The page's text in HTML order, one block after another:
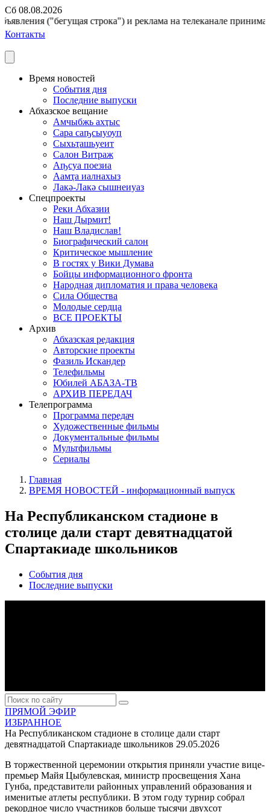
Сб 08.08.2026
("бегущая строка") и реклама на телеканале
Контакты
Время новостей
События дня
Последние выпуски
Абхазское вещание
Амчыбжь ахҭыс
Сара саҧсыуоуп
Сыхьҭашьуеит
Салон Витраж
Аҧсуа поезиа
Аамҭа иалнахыз
Лакә-Лакә сышнеиуаз
Спецпроекты
Реки Абхазии
Наш Дырмит!
Наш Владислав!
Биографический салон
Критическое мышление
В гостях у Вики Думава
Бойцы информационного фронта
Народная дипломатия и права человека
Сила Общества
Молодые сердца
ВСЕ ПРОЕКТЫ
Архив
Абхазская редакция
Авторские проекты
Фазиль Искандер
Телефильмы
Юбилей АБАЗА-ТВ
АРХИВ ПЕРЕДАЧ
Телепрограмма
Программа передач
Художественные фильмы
Документальные фильмы
Мультфильмы
Сериалы
Главная
ВРЕМЯ НОВОСТЕЙ - информационный выпуск
На Республиканском стадионе в
столице дали старт девятнадцатой
Спартакиаде школьников
События дня
Последние выпуски
ПРЯМОЙ ЭФИР
ИЗБРАННОЕ
На Республиканском стадионе в столице дали старт
девятнадцатой Спартакиаде школьников 29.05.2026
В торжественной церемонии открытия приняли участие вице-
премьер Майя Цыбулевская, министр просвещения Хана
Гунба, представители районных управлений образования и
именитые атлеты республики. В этом году турнир собрал
рекордное число участников больше тысячи двухсот